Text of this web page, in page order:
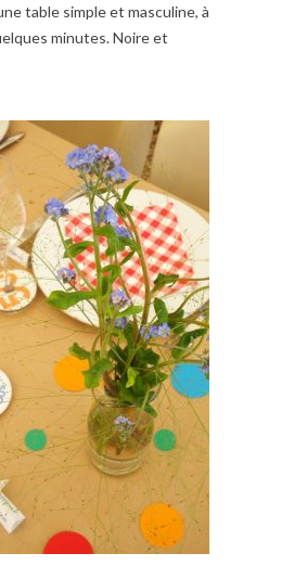
table simple et masculine, à
minutes. Noire et